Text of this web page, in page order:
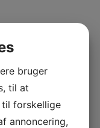
bruger
til at
til forskellige
annoncering,